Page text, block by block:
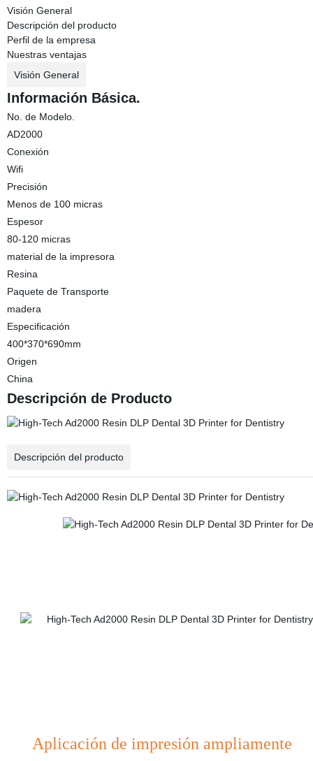
Visión General
Descripción del producto
Perfil de la empresa
Nuestras ventajas
Visión General
Información Básica.
No. de Modelo.
AD2000
Conexión
Wifi
Precisión
Menos de 100 micras
Espesor
80-120 micras
material de la impresora
Resina
Paquete de Transporte
madera
Especificación
400*370*690mm
Origen
China
Descripción de Producto
Descripción del producto
Aplicación de impresión ampliamente